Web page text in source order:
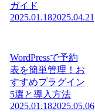
ガイド
2025.01.182025.04.21
WordPressで予約
表を簡単管理！お
すすめプラグイン
5選と導入方法
2025.01.182025.05.06